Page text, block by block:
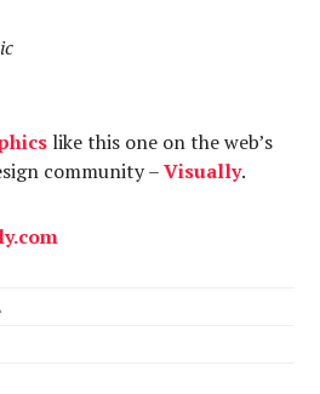
like this one on the web’s
community –Visually.